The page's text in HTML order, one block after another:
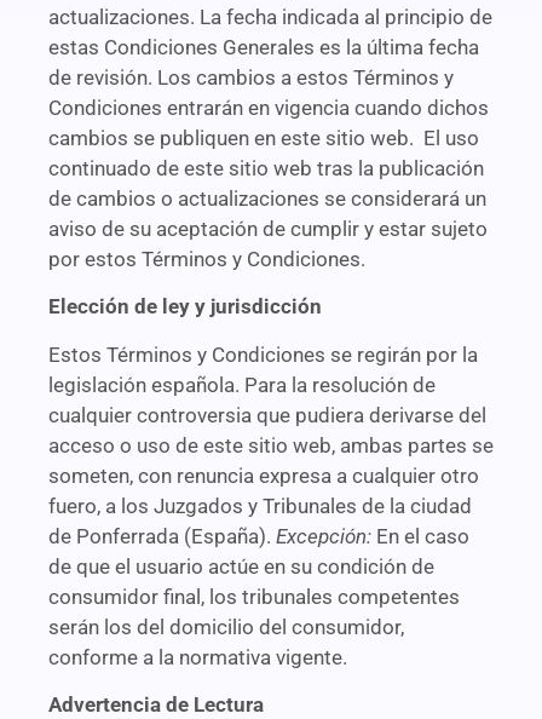
actualizaciones. La fecha indicada al principio de
estas Condiciones Generales es la última fecha
de revisión. Los cambios a estos Términos y
Condiciones entrarán en vigencia cuando dichos
cambios se publiquen en este sitio web. El uso
continuado de este sitio web tras la publicación
de cambios o actualizaciones se considerará un
aviso de su aceptación de cumplir y estar sujeto
por estos Términos y Condiciones.
Elección de ley y jurisdicción
Estos Términos y Condiciones se regirán por la
legislación española. Para la resolución de
cualquier controversia que pudiera derivarse del
acceso o uso de este sitio web, ambas partes se
someten, con renuncia expresa a cualquier otro
fuero, a los Juzgados y Tribunales de la ciudad
de Ponferrada (España). Excepción: En el caso
de que el usuario actúe en su condición de
consumidor final, los tribunales competentes
serán los del domicilio del consumidor,
conforme a la normativa vigente.
Advertencia de Lectura